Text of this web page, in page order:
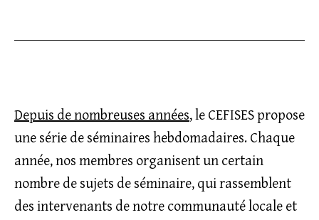
Depuis de nombreuses années, le CEFISES propose
une série de séminaires hebdomadaires. Chaque
année, nos membres organisent un certain
nombre de sujets de séminaire, qui rassemblent
des intervenants de notre communauté locale et